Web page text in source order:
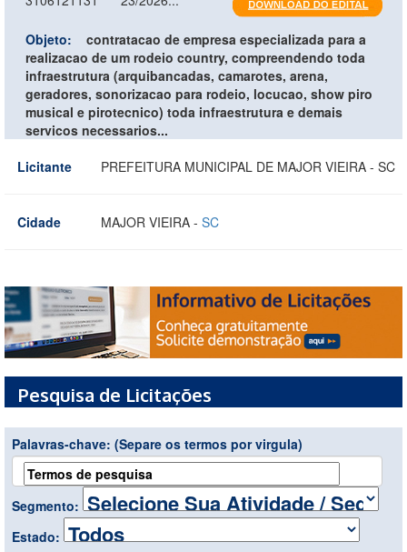
Objeto:
contratacao de empresa especializada para a
realizacao de um rodeio country, compreendendo toda
infraestrutura (arquibancadas, camarotes, arena,
geradores, sonorizacao para rodeio, locucao, show piro
musical e pirotecnico) toda infraestrutura e demais
servicos necessarios...
Licitante
PREFEITURA MUNICIPAL DE MAJOR VIEIRA - SC
Cidade MAJOR VIEIRA - SC
Pesquisa de Licitações
Palavras-chave: (Separe os termos por virgula)
Segmento:
Estado: